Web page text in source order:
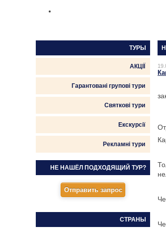
ТУРЫ
АКЦІЇ
Гарантовані групові тури
Святкові тури
Екскурсії
Рекламні тури
НЕ НАШЁЛ ПОДХОДЯЩИЙ ТУР?
СТРАНЫ